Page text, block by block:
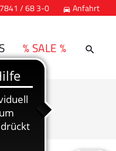
/ 68 3-0  Anfahrt
% SALE %